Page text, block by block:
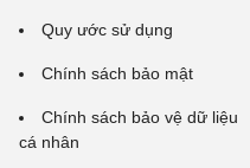
Quy ước sử dụng
Chính sách bảo mật
Chính sách bảo vệ dữ liệu
cá nhân